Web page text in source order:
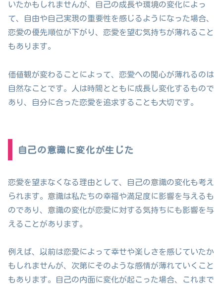
いたかもしれませんが、自己の成長や環境の変化によっ
て、自由や自己実現の重要性を感じるようになった場合、
恋愛の優先順位が下がり、恋愛を望む気持ちが薄れること
もあります。
価値観が変わることによって、恋愛への関心が薄れるのは
自然なことです。人は時間とともに成長し変化するもので
あり、自分に合った恋愛を追求することも大切です。
自己の意識に変化が生じた
恋愛を望まなくなる理由として、自己の意識の変化も考え
られます。意識は私たちの幸福や満足度に影響を与えるも
のであり、意識の変化が恋愛に対する気持ちにも影響を与
えることがあります。
例えば、以前は恋愛によって幸せや楽しさを感じていたか
もしれませんが、次第にそのような感情が薄れていくこと
もあります。自己の内面に変化が起こった場合、これまで